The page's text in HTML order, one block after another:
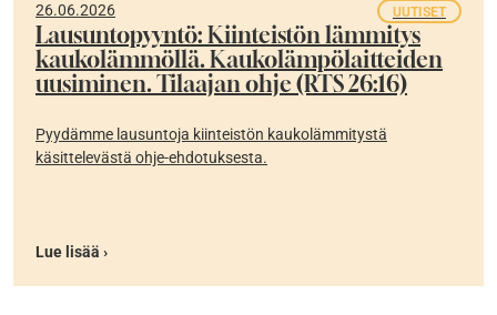
26.06.2026 UUTISET
Lausuntopyyntö: Kiinteistön lämmitys
kaukolämmöllä. Kaukolämpölaitteiden
uusiminen. Tilaajan ohje (RTS 26:16)
Pyydämme lausuntoja kiinteistön kaukolämmitystä
käsittelevästä ohje-ehdotuksesta.
Lue lisää ›